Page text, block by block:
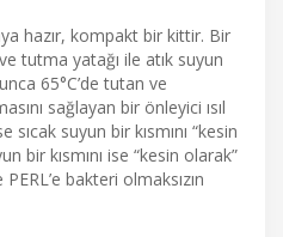
hazır, kompakt bir kittir. Bir
tutma yatağı ile atık suyun
65°C’de tutan ve
sağlayan bir önleyici ısıl
suyun bir kısmını “kesin
bir kısmını ise “kesin olarak”
bakteri olmaksızın